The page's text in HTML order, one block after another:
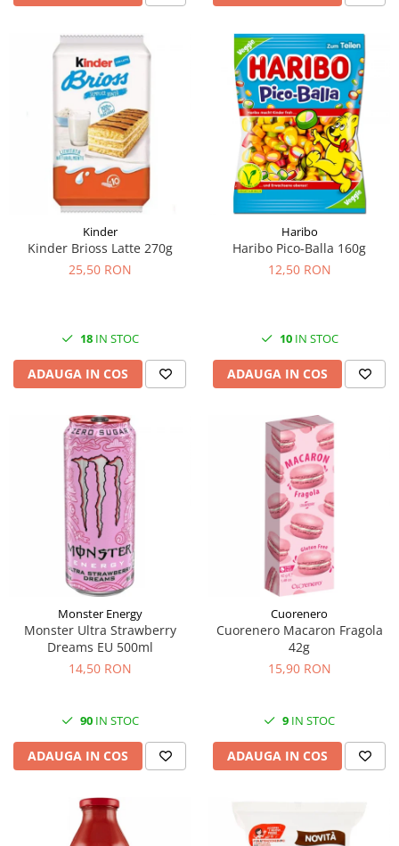
Kinder
Kinder Brioss Latte 270g
25,50 RON
18IN STOC
ADAUGA IN COS
Haribo
Haribo Pico-Balla 160g
12,50 RON
10IN STOC
ADAUGA IN COS
Monster Energy
Monster Ultra Strawberry
Dreams EU 500ml
14,50 RON
90IN STOC
ADAUGA IN COS
Cuorenero
Cuorenero Macaron Fragola
42g
15,90 RON
9 IN STOC
ADAUGA IN COS